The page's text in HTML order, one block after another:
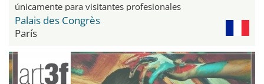
únicamente para visitantes profesionales
Palais des Congrès
París